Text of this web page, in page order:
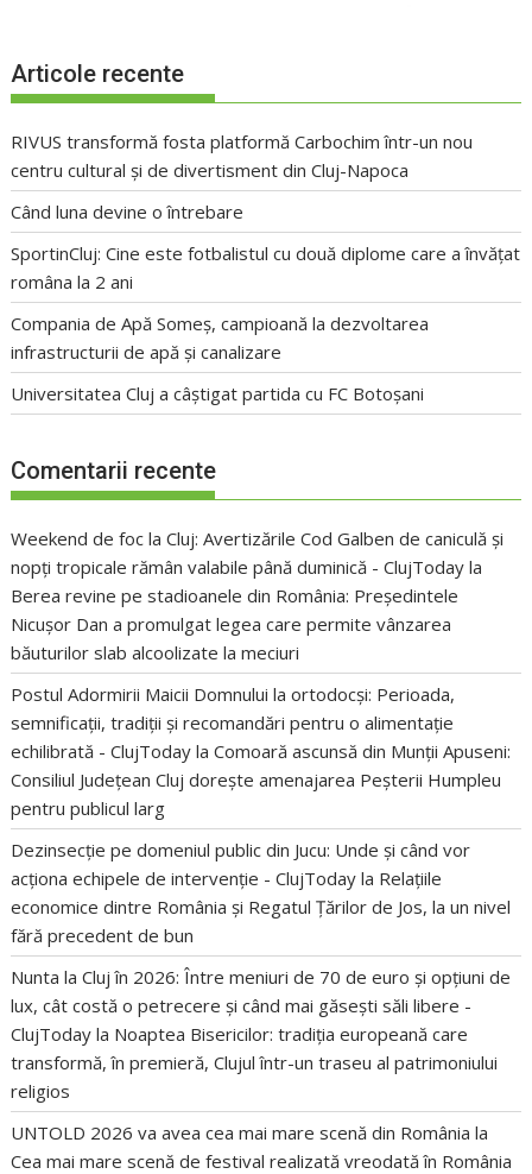
Articole recente
RIVUS transformă fosta platformă Carbochim într-un nou
centru cultural și de divertisment din Cluj-Napoca
Când luna devine o întrebare
SportinCluj: Cine este fotbalistul cu două diplome care a învățat
româna la 2 ani
Compania de Apă Someș, campioană la dezvoltarea
infrastructurii de apă și canalizare
Universitatea Cluj a câștigat partida cu FC Botoșani
Comentarii recente
Weekend de foc la Cluj: Avertizările Cod Galben de caniculă și
nopți tropicale rămân valabile până duminică - ClujToday la
Berea revine pe stadioanele din România: Președintele
Nicușor Dan a promulgat legea care permite vânzarea
băuturilor slab alcoolizate la meciuri
Postul Adormirii Maicii Domnului la ortodocși: Perioada,
semnificații, tradiții și recomandări pentru o alimentație
echilibrată - ClujToday laComoară ascunsă din Munții Apuseni:
Consiliul Județean Cluj dorește amenajarea Peșterii Humpleu
pentru publicul larg
Dezinsecție pe domeniul public din Jucu: Unde și când vor
acționa echipele de intervenție - ClujToday la Relațiile
economice dintre România și Regatul Țărilor de Jos, la un nivel
fără precedent de bun
Nunta la Cluj în 2026: Între meniuri de 70 de euro și opțiuni de
lux, cât costă o petrecere și când mai găsești săli libere -
ClujToday la Noaptea Bisericilor: tradiția europeană care
transformă, în premieră, Clujul într-un traseu al patrimoniului
religios
UNTOLD 2026 va avea cea mai mare scenă din România la
Cea mai mare scenă de festival realizată vreodată în România